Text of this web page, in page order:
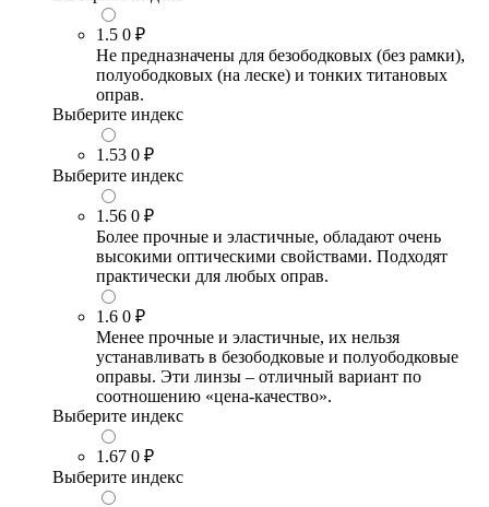
1.5 0 ₽
Не предназначены для безободковых (без рамки),
полуободковых (на леске) и тонких титановых
оправ.
Выберите индекс
1.53 0 ₽
Выберите индекс
1.56 0 ₽
Более прочные и эластичные, обладают очень
высокими оптическими свойствами. Подходят
практически для любых оправ.
1.6 0 ₽
Менее прочные и эластичные, их нельзя
устанавливать в безободковые и полуободковые
оправы. Эти линзы – отличный вариант по
соотношению «цена-качество».
Выберите индекс
1.67 0 ₽
Выберите индекс